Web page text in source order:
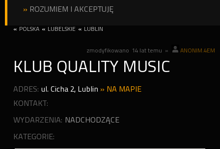
» ROZUMIEM I AKCEPTUJĘ
« POLSKA « LUBELSKIE « LUBLIN
zmodyfikowano 14 lat temu » ANONIM.4EM
KLUB QUALITY MUSIC
ADRES: ul. Cicha 2, Lublin » NA MAPIE
KONTAKT:
WYDARZENIA: NADCHODZĄCE
KATEGORIE: